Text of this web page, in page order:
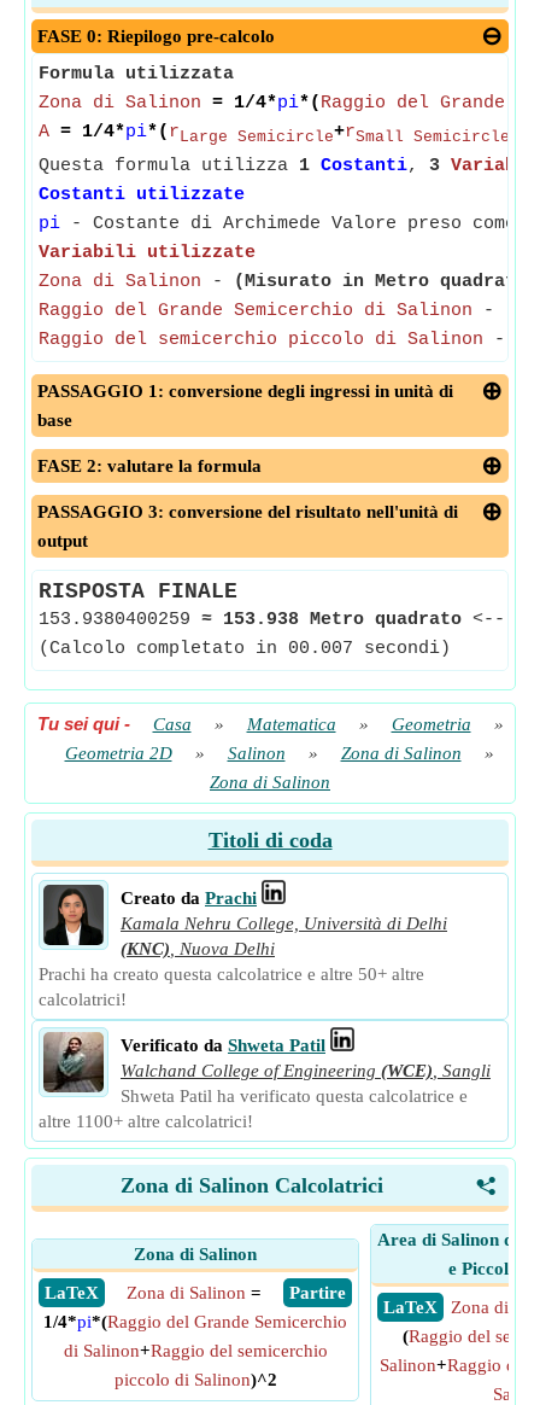
FASE 0: Riepilogo pre-calcolo
Formula utilizzata
Zona di Salinon = 1/4*pi*( Raggio del Grande
A = 1/4*pi*( rLarge Semicircle+rSmall Semicircle
Questa formula utilizza 1 Costanti, 3
Costanti utilizzate
pi - Costante di Archimede Valore preso come
Variabili utilizzate
Zona di Salinon - (Misurato in Metro quadrato)
Raggio del Grande Semicerchio di Salinon -
Raggio del semicerchio piccolo di Salinon -
PASSAGGIO 1: conversione degli ingressi in unità di
base
FASE 2: valutare la formula
PASSAGGIO 3: conversione del risultato nell'unità di
output
RISPOSTA FINALE
153.9380400259 ≈ 153.938 Metro quadrato <--
(Calcolo completato in 00.007 secondi)
Tu sei qui- Casa » Matematica » Geometria
»
Geometria 2D
» Salinon » Zona di Salinon
»
Zona di Salinon
Titoli di coda
Creato da Prachi
Kamala Nehru College, Università di Delhi
(KNC)
Nuova Delhi
Prachi ha creato questa calcolatrice e altre 50+ altre
calcolatrici!
Verificato da Shweta Patil
Walchand College of Engineering (WCE) Sangli
Shweta Patil ha verificato questa calcolatrice e
altre 1100+ altre calcolatrici!
<
Zona di Salinon Calcolatrici
Zona di Salinon
​ LaTeX
​ Partire
Zona di Salinon =
1/4*pi*(Raggio del Grande Semicerchio
di Salinon+Raggio del semicerchio
piccolo di Salinon)^2
Area di Salinon
e Piccolo
​ LaTeX
Zona di
(Raggio del
Salinon+Raggio dei